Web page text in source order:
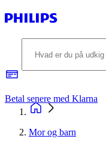
Betal senere med Klarna
Mor og barn